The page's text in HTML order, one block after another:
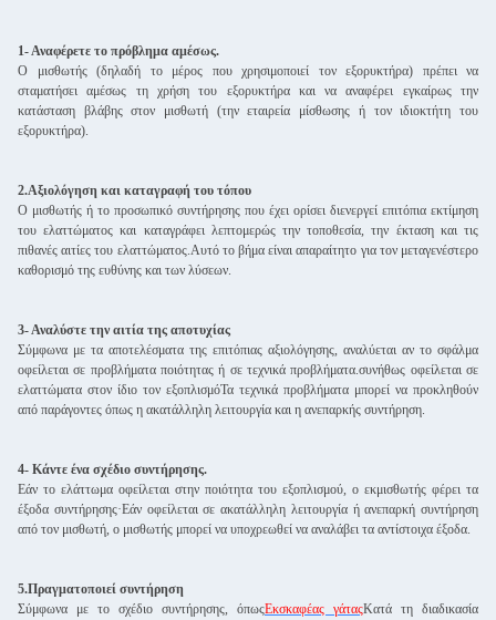
1- Αναφέρετε το πρόβλημα αμέσως.
Ο μισθωτής (δηλαδή το μέρος που χρησιμοποιεί τον εξορυκτήρα) πρέπει να
σταματήσει αμέσως τη χρήση του εξορυκτήρα και να αναφέρει εγκαίρως την
κατάσταση βλάβης στον μισθωτή (την εταιρεία μίσθωσης ή τον ιδιοκτήτη του
εξορυκτήρα).
2.Αξιολόγηση και καταγραφή του τόπου
Ο μισθωτής ή το προσωπικό συντήρησης που έχει ορίσει διενεργεί επιτόπια εκτίμηση
του ελαττώματος και καταγράφει λεπτομερώς την τοποθεσία, την έκταση και τις
πιθανές αιτίες του ελαττώματος.Αυτό το βήμα είναι απαραίτητο για τον μεταγενέστερο
καθορισμό της ευθύνης και των λύσεων.
3- Αναλύστε την αιτία της αποτυχίας
Σύμφωνα με τα αποτελέσματα της επιτόπιας αξιολόγησης, αναλύεται αν το σφάλμα
οφείλεται σε προβλήματα ποιότητας ή σε τεχνικά προβλήματα.συνήθως οφείλεται σε
ελαττώματα στον ίδιο τον εξοπλισμόΤα τεχνικά προβλήματα μπορεί να προκληθούν
από παράγοντες όπως η ακατάλληλη λειτουργία και η ανεπαρκής συντήρηση.
4- Κάντε ένα σχέδιο συντήρησης.
Εάν το ελάττωμα οφείλεται στην ποιότητα του εξοπλισμού, ο εκμισθωτής φέρει τα
έξοδα συντήρησης·Εάν οφείλεται σε ακατάλληλη λειτουργία ή ανεπαρκή συντήρηση
από τον μισθωτή, ο μισθωτής μπορεί να υποχρεωθεί να αναλάβει τα αντίστοιχα έξοδα.
5.Πραγματοποιεί συντήρηση
Σύμφωνα με το σχέδιο συντήρησης, όπωςΕκσκαφέας γάταςΚατά τη διαδικασία